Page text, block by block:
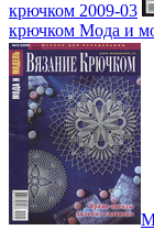
крючком 2009-03
крючком Мода и